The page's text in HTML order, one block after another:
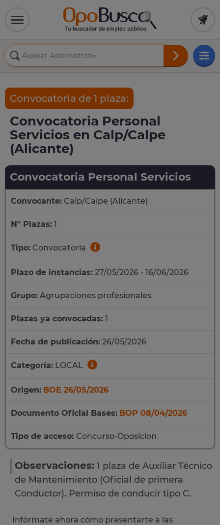
Convocatoria de 1 plaza:
Convocatoria Personal
Servicios en Calp/Calpe
(Alicante)
Convocatoria Personal Servicios
Convocante: Calp/Calpe (Alicante)
Nº Plazas: 1
Tipo: Convocatoria
Plazo de instancias: 27/05/2026 - 16/06/2026
Grupo: Agrupaciones profesionales
Plazas ya convocadas: 1
Fecha de publicación: 26/05/2026
Categoría: LOCAL
Origen: BOE 26/05/2026
Documento Oficial Bases: BOP 08/04/2026
Tipo de acceso: Concurso-Oposicion
Observaciones: 1 plaza de Auxiliar Técnico
de Mantenimiento (Oficial de primera
Conductor). Permiso de conducir tipo C.
Infórmate ahora cómo presentarte a las